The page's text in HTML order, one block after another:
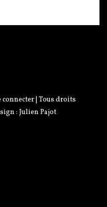
connecter | Tous droits
: Julien Pajot